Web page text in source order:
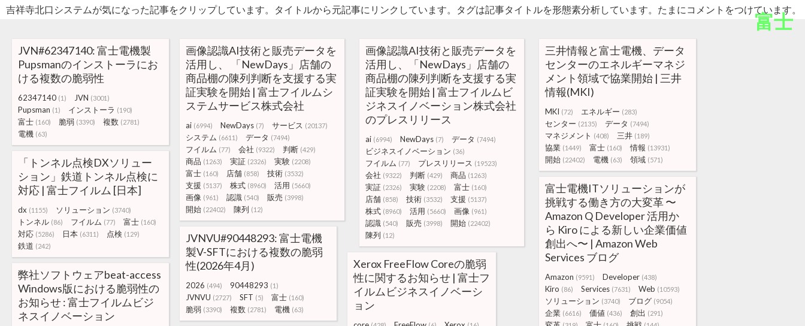
吉祥寺北口システムが気になった記事をクリップしています。タイトルから元記事にリンクしています。タグは記事タイトルを形態素分析しています。たまにコメントをつけています。
富士
JVN#62347140: 富士電機製
Pupsmanのインストーラにお
ける複数の脆弱性
62347140 (1) JVN (3001)
Pupsman (1) インストーラ (190)
富士 (160) 脆弱 (3390) 複数 (2781)
電機 (63)
画像認識AI技術と販売データを
活用し、 「NewDays」店舗の
商品棚の陳列判断を支援する実
証実験を開始 | 富士フイルムシ
ステムサービス株式会社
ai (6994) NewDays (7) サービス (20137)
システム (6611) データ (7494)
フイルム (77) 会社 (9322) 判断 (429)
商品 (1263) 実証 (2326) 実験 (2208)
富士 (160) 店舗 (858) 技術 (3532)
支援 (5137) 株式 (8960) 活用 (5660)
画像 (961) 認識 (540) 販売 (3998)
開始 (22402) 陳列 (12)
画像認識AI技術と販売データを
活用し、「NewDays」店舗の
商品棚の陳列判断を支援する実
証実験を開始 | 富士フイルムビ
ジネスイノベーション株式会社
のプレスリリース
ai (6994) NewDays (7) データ (7494)
ビジネスイノベーション (36)
フイルム (77) プレスリリース (19523)
会社 (9322) 判断 (429) 商品 (1263)
実証 (2326) 実験 (2208) 富士 (160)
店舗 (858) 技術 (3532) 支援 (5137)
株式 (8960) 活用 (5660) 画像 (961)
認識 (540) 販売 (3998) 開始 (22402)
陳列 (12)
三井情報と富士電機、データ
センターのエネルギーマネジ
メント領域で協業開始 | 三井
情報(MKI)
MKI (72) エネルギー (283)
センター (2135) データ (7494)
マネジメント (408) 三井 (189)
協業 (1449) 富士 (160) 情報 (13931)
開始 (22402) 電機 (63) 領域 (571)
「トンネル点検DXソリュー
ション」鉄道トンネル点検に
対応 | 富士フイルム [日本]
dx (1155) ソリューション (3740)
トンネル (86) フイルム (77) 富士 (160)
対応 (5286) 日本 (6311) 点検 (129)
鉄道 (242)
富士電機ITソリューションが
挑戦する働き方の大変革 〜
Amazon Q Developer 活用か
ら Kiro による新しい企業価値
創出へ〜 | Amazon Web
Services ブログ
Amazon (9591) Developer (438)
Kiro (86) Services (7631) Web (10593)
ソリューション (3740) ブログ (9054)
企業 (6616) 価値 (436) 創出 (291)
JVNVU#90448293: 富士電機
製V-SFTにおける複数の脆弱
性(2026年4月)
2026 (494) 90448293 (1)
JVNVU (2727) SFT (5) 富士 (160)
脆弱 (3390) 複数 (2781) 電機 (63)
Xerox FreeFlow Coreの脆弱
性に関するお知らせ | 富士フ
イルムビジネスイノベーシ
ョン
弊社ソフトウェアbeat-access
Windows版における脆弱性の
お知らせ : 富士フイルムビジ
ネスイノベーション